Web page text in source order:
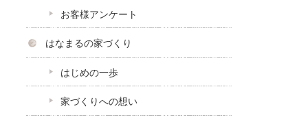
お客様アンケート
はなまるの家づくり
はじめの一歩
家づくりへの想い